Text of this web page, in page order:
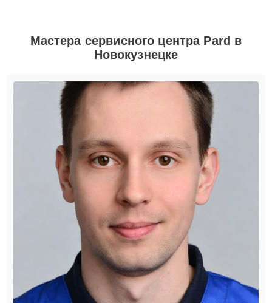
Мастера сервисного центра Pard в
Новокузнецке